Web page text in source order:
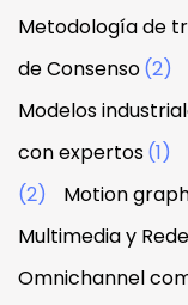
Metodología de
de Consenso(2)
Modelos
con expertos(1)
(2)
Motion
Multimedia y
Omnichannel